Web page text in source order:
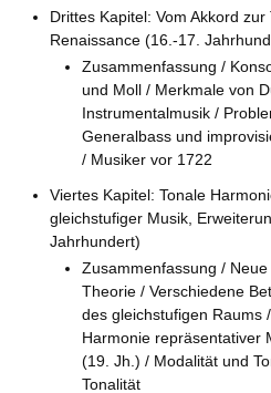
Drittes Kapitel: Vom Akkord
Renaissance (16.-17.
Zusammenfassung /
und Moll / Merkmale von
Instrumentalmusik /
Generalbass und
/ Musiker vor 1722
Viertes Kapitel: Tonale
gleichstufiger Musik,
Jahrhundert)
Zusammenfassung /
Theorie / Verschiedene
des gleichstufigen Raums
Harmonie repräsentativer
(19. Jh.) / Modalität und
Tonalität